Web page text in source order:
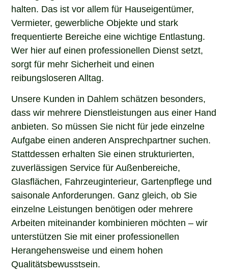
halten. Das ist vor allem für Hauseigentümer,
Vermieter, gewerbliche Objekte und stark
frequentierte Bereiche eine wichtige Entlastung.
Wer hier auf einen professionellen Dienst setzt,
sorgt für mehr Sicherheit und einen
reibungsloseren Alltag.
Unsere Kunden in Dahlem schätzen besonders,
dass wir mehrere Dienstleistungen aus einer Hand
anbieten. So müssen Sie nicht für jede einzelne
Aufgabe einen anderen Ansprechpartner suchen.
Stattdessen erhalten Sie einen strukturierten,
zuverlässigen Service für Außenbereiche,
Glasflächen, Fahrzeuginterieur, Gartenpflege und
saisonale Anforderungen. Ganz gleich, ob Sie
einzelne Leistungen benötigen oder mehrere
Arbeiten miteinander kombinieren möchten – wir
unterstützen Sie mit einer professionellen
Herangehensweise und einem hohen
Qualitätsbewusstsein.